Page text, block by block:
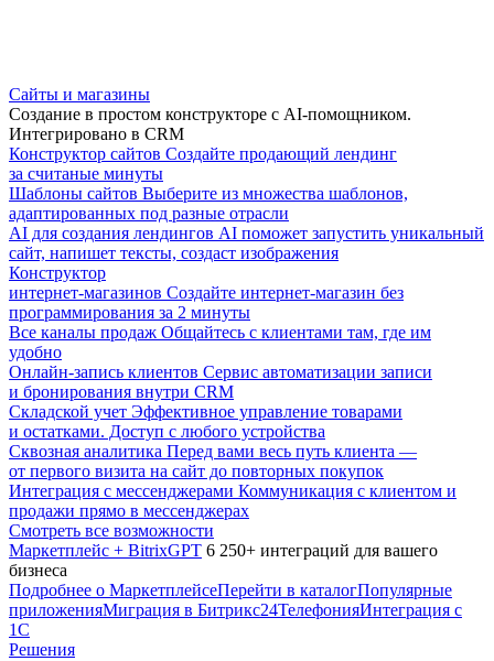
Сайты и магазины
Создание в простом конструкторе с AI-помощником.
Интегрировано в CRM
Конструктор сайтов Создайте продающий лендинг
за считаные минуты
Шаблоны сайтов Выберите из множества шаблонов,
адаптированных под разные отрасли
AI для создания лендингов AI поможет запустить уникальный
сайт, напишет тексты, создаст изображения
Конструктор
интернет-магазинов Создайте интернет-магазин без
программирования за 2 минуты
Все каналы продаж Общайтесь с клиентами там, где им
удобно
Онлайн-запись клиентов Сервис автоматизации записи
и бронирования внутри CRM
Складской учет Эффективное управление товарами
и остатками. Доступ с любого устройства
Сквозная аналитика Перед вами весь путь клиента —
от первого визита на сайт до повторных покупок
Интеграция с мессенджерами Коммуникация с клиентом и
продажи прямо в мессенджерах
Смотреть все возможности
Маркетплейс + BitrixGPT 6 250+ интеграций для вашего
бизнеса
Подробнее о МаркетплейсеПерейти в каталогПопулярные
приложенияМиграция в Битрикс24ТелефонияИнтеграция с
1С
Решения